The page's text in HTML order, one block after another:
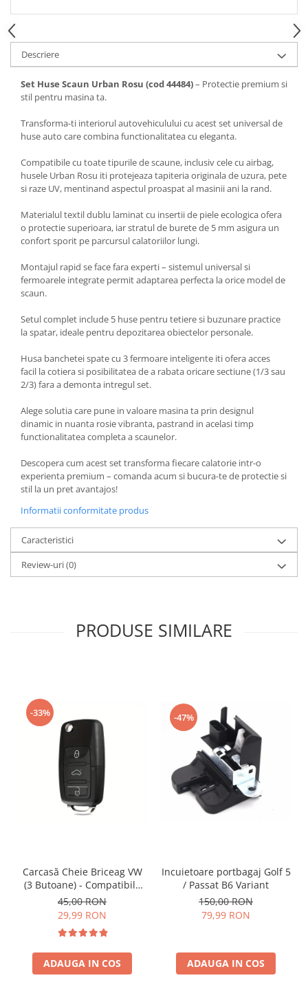
Spray Curatare Frane
Produse Intretinere si Detailing
Lubrifianti si Spray-uri de Curatare
Vopsitorie, Chituri si Adezivi
Articole Auto Sezoniere
Cabluri Pornire
Produse de Vara
Blog
Descriere
Set Huse Scaun Urban Rosu (cod 44484)– Protectie premium si
stil pentru masina ta.
Transforma-ti interiorul autovehiculului cu acest set universal de
huse auto care combina functionalitatea cu eleganta.
Compatibile cu toate tipurile de scaune, inclusiv cele cu airbag,
husele Urban Rosu iti protejeaza tapiteria originala de uzura, pete
si raze UV, mentinand aspectul proaspat al masinii ani la rand.
Materialul textil dublu laminat cu insertii de piele ecologica ofera
o protectie superioara, iar stratul de burete de 5 mm asigura un
confort sporit pe parcursul calatoriilor lungi.
Montajul rapid se face fara experti – sistemul universal si
fermoarele integrate permit adaptarea perfecta la orice model de
scaun.
Setul complet include 5 huse pentru tetiere si buzunare practice
la spatar, ideale pentru depozitarea obiectelor personale.
Husa banchetei spate cu 3 fermoare inteligente iti ofera acces
facil la cotiera si posibilitatea de a rabata oricare sectiune (1/3 sau
2/3) fara a demonta intregul set.
Alege solutia care pune in valoare masina ta prin designul
dinamic in nuanta rosie vibranta, pastrand in acelasi timp
functionalitatea completa a scaunelor.
Descopera cum acest set transforma fiecare calatorie intr-o
experienta premium – comanda acum si bucura-te de protectie si
stil la un pret avantajos!
Informatii conformitate produs
Caracteristici
Review-uri(0)
PRODUSE SIMILARE
-33%
Carcasă Cheie Briceag VW
(3 Butoane) - Compatibilă
Golf 5, Jetta, Touran etc
45,00 RON
29,99 RON
ADAUGA IN COS
-47%
Incuietoare portbagaj Golf 5
/ Passat B6 Variant
150,00 RON
79,99 RON
ADAUGA IN COS